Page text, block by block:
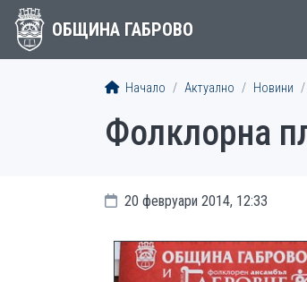
ОБЩИНА ГАБРОВО
Начало Актуално Новини
Фолклорна
20 февруари 2014, 12:33